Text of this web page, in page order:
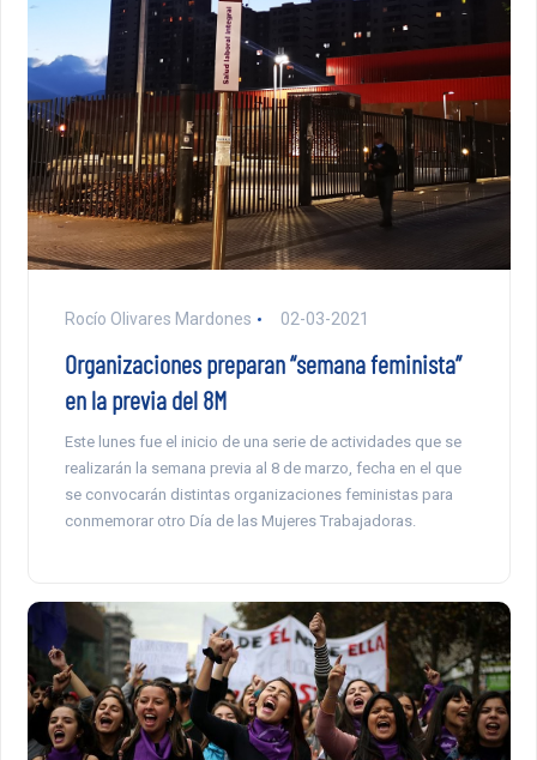
Rocío Olivares Mardones 02-03-2021
Organizaciones preparan “semana feminista”
en la previa del 8M
Este lunes fue el inicio de una serie de actividades que se
realizarán la semana previa al 8 de marzo, fecha en el que
se convocarán distintas organizaciones feministas para
conmemorar otro Día de las Mujeres Trabajadoras.